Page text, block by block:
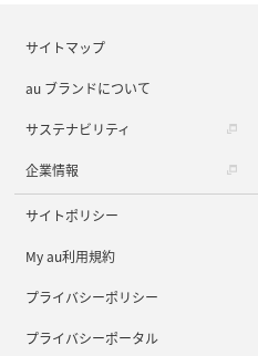
サイトマップ
au ブランドについて
サステナビリティ
企業情報
サイトポリシー
My au利用規約
プライバシーポリシー
プライバシーポータル